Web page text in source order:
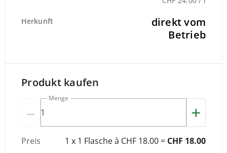
Herkunft
direkt vom
Betrieb
Produkt kaufen
–
Menge
+
Preis 1 x 1 Flasche à CHF 18.00 = CHF 18.00